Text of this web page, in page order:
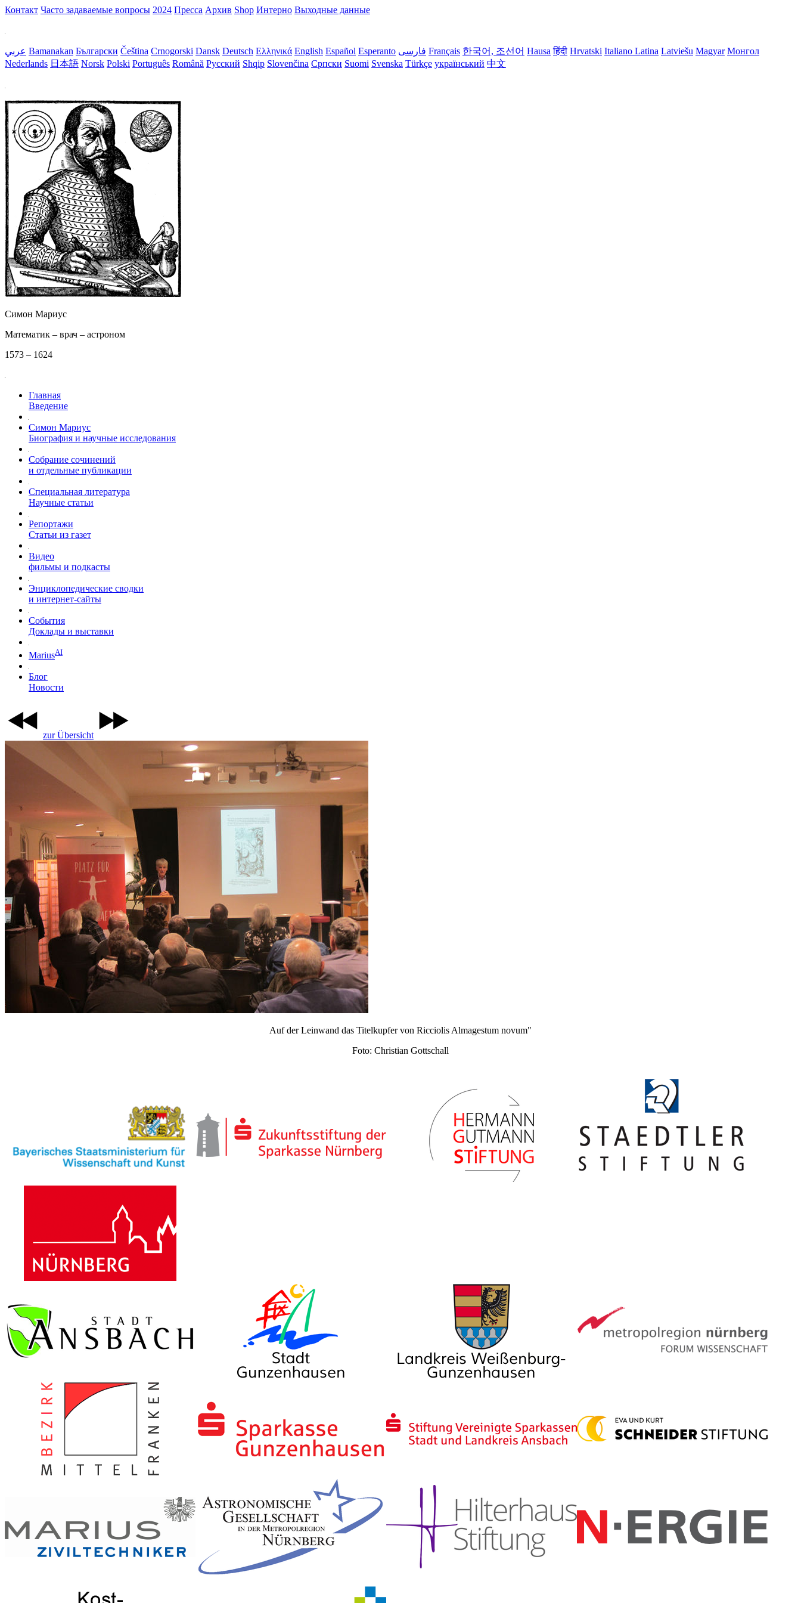
Контакт Часто задаваемые вопросы 2024 Пресса Aрхив Shop Интерно Выходные данные
عربي Bamanakan Български Čeština Crnogorski Dansk Deutsch Ελληνικά English Español Esperanto فارسی Français 한국어, 조선어 Hausa हिंदी Hrvatski Italiano Latina Latviešu Magyar Монгол
Nederlands 日本語 Norsk Polski Português Română Русский Shqip Slovenčina Српски Suomi Svenska Türkçe український 中文
Симон Мариус
Математик – врач – астроном
1573 – 1624
Главная
Введение
Симон Мариус
Биография и научные исследования
Собрание сочинений
и отдельные публикации
Специальная литература
Научные статьи
Репортажи
Статьи из газет
Видео
фильмы и подкасты
Энциклопедические сводки
и интернет-сайты
События
Доклады и выставки
MariusAI
Блог
Новости
zur Übersicht
Auf der Leinwand das Titelkupfer von Ricciolis Almagestum novum"
Foto: Christian Gottschall